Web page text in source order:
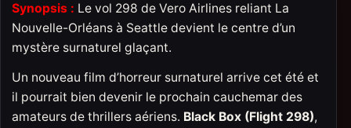
Synopsis : Le vol 298 de Vero Airlines reliant La
Nouvelle-Orléans à Seattle devient le centre d’un
mystère surnaturel glaçant.
Un nouveau film d’horreur surnaturel arrive cet été et
il pourrait bien devenir le prochain cauchemar des
amateurs de thrillers aériens. Black Box (Flight 298),